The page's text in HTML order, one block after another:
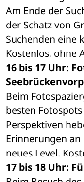
Am Ende der
der Schatz von
Suchenden eine
Kostenlos, ohne
16 bis 17 Uhr:
Beim
besten
Perspektiven
Erinnerungen
neues Level.
17 bis 18 Uhr: